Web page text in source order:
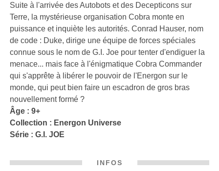
Suite à l'arrivée des Autobots et des Decepticons sur
Terre, la mystérieuse organisation Cobra monte en
puissance et inquiète les autorités. Conrad Hauser, nom
de code : Duke, dirige une équipe de forces spéciales
connue sous le nom de G.I. Joe pour tenter d'endiguer la
menace... mais face à l'énigmatique Cobra Commander
qui s'apprête à libérer le pouvoir de l'Energon sur le
monde, qui peut bien faire un escadron de gros bras
nouvellement formé ?
Âge : 9+
Collection : Energon Universe
Série : G.I. JOE
INFOS